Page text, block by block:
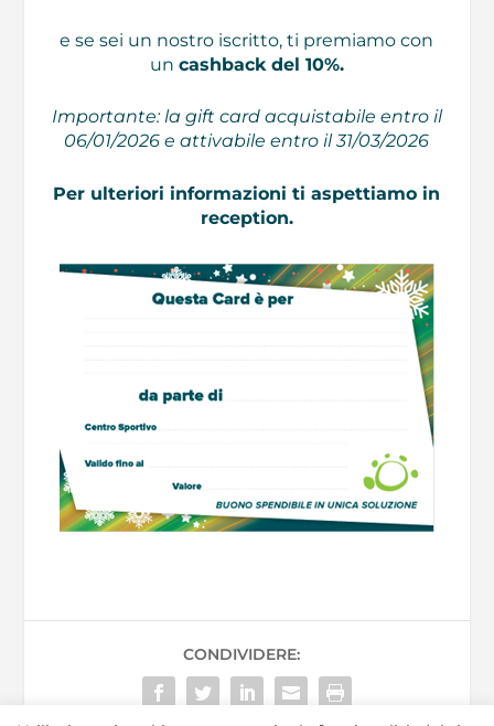
e se sei un nostro iscritto, ti premiamo con
un cashback del 10%.
Importante: la gift card acquistabile entro il
06/01/2026 e attivabile entro il 31/03/2026
Per ulteriori informazioni ti aspettiamo in
reception.
CONDIVIDERE: